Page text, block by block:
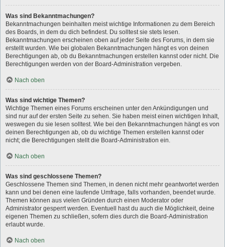
Was sind Bekanntmachungen?
Bekanntmachungen beinhalten meist wichtige Informationen zu dem Bereich
des Boards, in dem du dich befindest. Du solltest sie stets lesen.
Bekanntmachungen erscheinen oben auf jeder Seite des Forums, in dem sie
erstellt wurden. Wie bei globalen Bekanntmachungen hängt es von deinen
Berechtigungen ab, ob du Bekanntmachungen erstellen kannst oder nicht. Die
Berechtigungen werden von der Board-Administration vergeben.
Nach oben
Was sind wichtige Themen?
Wichtige Themen eines Forums erscheinen unter den Ankündigungen und
sind nur auf der ersten Seite zu sehen. Sie haben meist einen wichtigen Inhalt,
weswegen du sie lesen solltest. Wie bei den Bekanntmachungen hängt es von
deinen Berechtigungen ab, ob du wichtige Themen erstellen kannst oder
nicht; die Berechtigungen stellt die Board-Administration ein.
Nach oben
Was sind geschlossene Themen?
Geschlossene Themen sind Themen, in denen nicht mehr geantwortet werden
kann und bei denen eine laufende Umfrage, falls vorhanden, beendet wurde.
Themen können aus vielen Gründen durch einen Moderator oder
Administrator gesperrt werden. Eventuell hast du auch die Möglichkeit, deine
eigenen Themen zu schließen, sofern dies durch die Board-Administration
erlaubt wurde.
Nach oben